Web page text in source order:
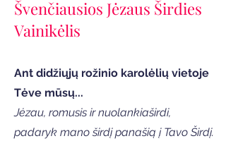
Švenčiausios Jėzaus Širdies
Vainikėlis
Ant didžiųjų rožinio karolėlių vietoje
Tėve mūsų...
Jėzau, romusis ir nuolankiaširdi,
padaryk mano širdį panašią į Tavo Širdį.